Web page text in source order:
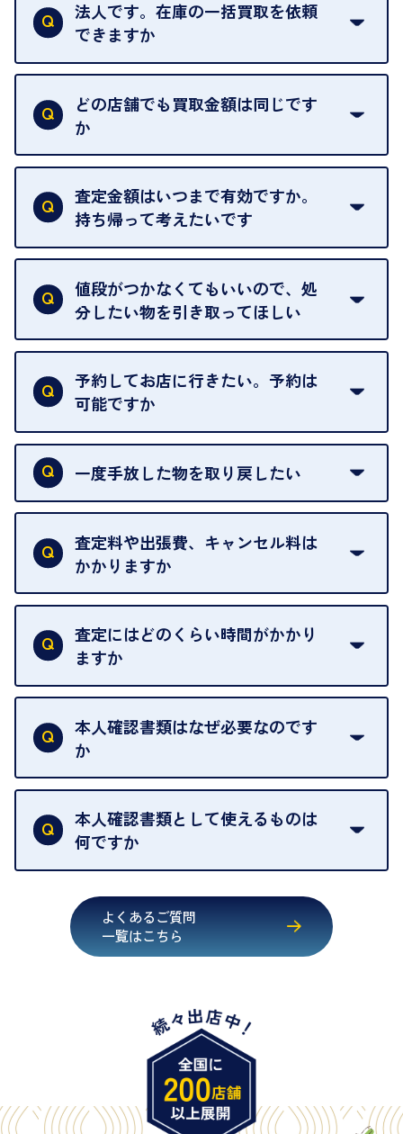
法人です。在庫の一括買取を依頼
できますか
はい。喜んで承ります。出張買取をご利用くださ
い。
ご指定の場所にお伺いします。
どの店舗でも買取金額は同じです
か
はい。全店舗一律です。
ただし、中古市場は日々変動するため、査定した日
によって査定額が変わることはございます。
査定金額はいつまで有効ですか。
持ち帰って考えたいです
査定額は当日限り有効です。
中古市場が日々変動するため、翌日には査定額が変
わることがございます。
値段がつかなくてもいいので、処
分したい物を引き取ってほしい
再販不可能な物は、場合によってはお断りすること
がございます。ご了承ください。
予約してお店に行きたい。予約は
可能ですか
申し訳ありませんが、現在はご来店の予約は承って
おりません。
を整えておりますので、お好きな時にお越しくださ
い。
お急ぎの場合はスタッフに一言お声がけください。
可能な限り、迅速に対応させていただきます。
一度手放した物を取り戻したい
当店は質店ではありませんので、買い取ったお品物
は基本的に販売へと回されます。買い戻しはできま
せんので、ご了承ください。
グオフが可能です。
契約破棄という形で、お品物をお戻しすることがで
きます。
売却当日を含む8日間のうちに、お気軽にお申し出
出張買取のお品物は、8日間保管しております。
査定料や出張費、キャンセル料は
かかりますか
一切いただいておりません。査定金額にご納得いた
だけない場合は、その場でお断りいただいても問題
ございません。お気軽にご相談ください。
査定にはどのくらい時間がかかり
ますか
お品物の内容や点数によって異なりますが、店頭買
取の場合は1点あたり数分程度が目安です。大量の
お品物の場合は、お時間をいただくことがございま
本人確認書類はなぜ必要なのです
か
買取店は古物営業法により、お客様のご本人確認を
行うことが義務付けられています。安心してお取引
いただくためにも、ご協力をお願いいたします。
本人確認書類として使えるものは
何ですか
・健康保険証確認書
・マイナンバーカード
・在留カード
・旧パスポート
※原則として「公的機関が発行し、氏名、住所、生
年月日が記載されているもの
※日本国政府発行のもの
よくあるご質問
一覧はこちら